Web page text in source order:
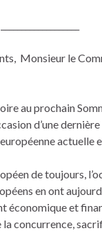
Monsieur le
au prochain
d’une
actuelle
de toujours,
en ont
économique et
la concurrence,